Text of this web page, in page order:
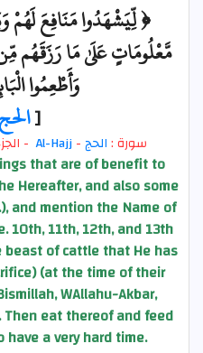
﴿ لِّيَشْهَدُوا مَنَافِعَ لَهُمْ
مَّعْلُومَاتٍ عَلَىٰ مَا رَزَقَهُم مِّن
وَأَطْعِمُوا
[الحج
سورة :الحج-
Al-Hajj
-
that are of benefit to
Hereafter, and also some
and mention the Name of
10th, 11th, 12th, and 13th
beast of cattle that He has
(at the time of their
WAllahu-Akbar,
eat thereof and feed
a very hard time.